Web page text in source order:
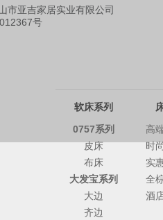
市亚吉家居实业有限公司
号
软床系列
0757系列
皮床
布床
大发宝系列
大边
齐边
高
时
实
全
酒